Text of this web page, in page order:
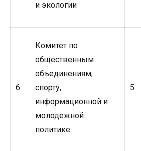
и экологии
6.
Комитет по
общественным
объединениям,
спорту,
информационной и
молодежной
политике
5